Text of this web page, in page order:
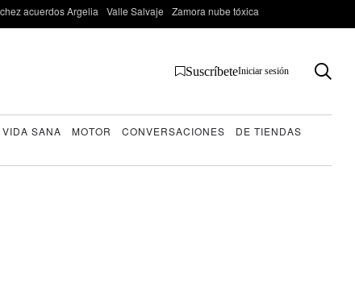
acuerdos Argelia Valle Salvaje Zamora nube tóxica
SuscríbeteIniciar sesión
VIDA SANA MOTOR CONVERSACIONES
DE TIENDAS